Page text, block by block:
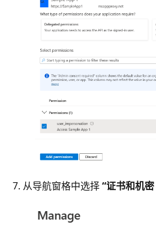
从导航窗格中选择“证书和机密